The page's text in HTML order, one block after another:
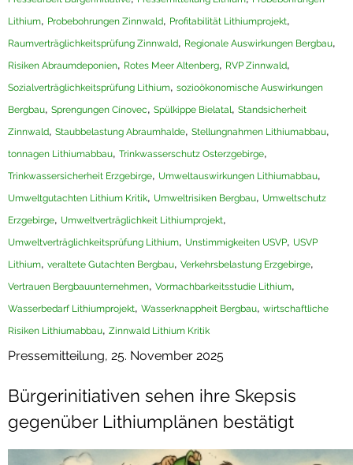
Lithium, Probebohrungen Zinnwald, Profitabilität Lithiumprojekt,
Raumverträglichkeitsprüfung Zinnwald, Regionale Auswirkungen Bergbau,
Risiken Abraumdeponien, Rotes Meer Altenberg, RVP Zinnwald,
Sozialverträglichkeitsprüfung Lithium, sozioökonomische Auswirkungen
Bergbau, Sprengungen Cínovec, Spülkippe Bielatal, Standsicherheit
Zinnwald, Staubbelastung Abraumhalde, Stellungnahmen Lithiumabbau,
tonnagen Lithiumabbau, Trinkwasserschutz Osterzgebirge,
Trinkwassersicherheit Erzgebirge, Umweltauswirkungen Lithiumabbau,
Umweltgutachten Lithium Kritik, Umweltrisiken Bergbau, Umweltschutz
Erzgebirge, Umweltverträglichkeit Lithiumprojekt,
Umweltverträglichkeitsprüfung Lithium, Unstimmigkeiten USVP, USVP
Lithium, veraltete Gutachten Bergbau, Verkehrsbelastung Erzgebirge,
Vertrauen Bergbauunternehmen, Vormachbarkeitsstudie Lithium,
Wasserbedarf Lithiumprojekt, Wasserknappheit Bergbau, wirtschaftliche
Risiken Lithiumabbau, Zinnwald Lithium Kritik
Pressemitteilung, 25. November 2025
Bürgerinitiativen sehen ihre Skepsis
gegenüber Lithiumplänen bestätigt